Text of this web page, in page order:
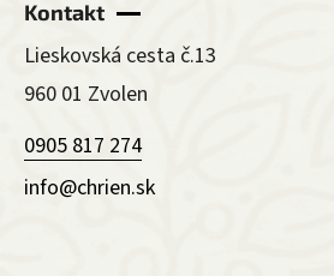
Kontakt
Lieskovská cesta č.13
960 01 Zvolen
0905 817 274
info@chrien.sk